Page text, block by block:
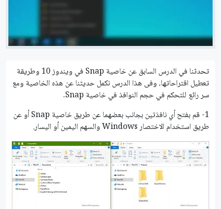
تحدثنا في الدرس السابق عن خاصية Snap في ويندوز 10 وطريقة
تعطيل اقتراحاتها، وفى هذا الدرس نكمل حديثنا عن هذه الخاصية ومع
سر رائع للتحكم في حجم النوافذ في خاصية Snap.
1- قم بفتح أي نافذتين بجانب بعضهما عن طريق خاصية Snap أو عن
طريق استخدام الاختصار Windows والسهم اليمين أو اليسار.